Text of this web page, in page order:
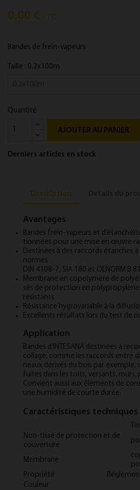
0,00 € TTC
Bandes de frein-va­peurs
Taille : 0.2x100m
Quantité
AJOUTER AU PANIER
Derniers articles en stock
Description
Avantages
Bandes frein-va­peurs et
tion­nées pour une mise en œuvre
Des­tinées à des rac­cords étanches
normes
DIN 4108-7, SIA 180 et OENORM B
Mem­brane en co­poly­mère de
sés de pro­tec­tion en
résist­ants
Résist­ance hy­gro­vari­able à la
Ex­cel­lents ré­sul­tats lors du test de
Application
Bandes d’IN­TES­ANA des­tinées à
col­lage, comme les rac­cords entre
neaux dérivés du bois par ex­emple,
fuites dans les toits, versants, murs,
Con­vi­ent aus­si aux élé­ments de
une hu­mid­ité de courte durée.
Caractéristiques techniques
Non-tissé de protection et de
couverture
Membrane
Propriété
Couleur